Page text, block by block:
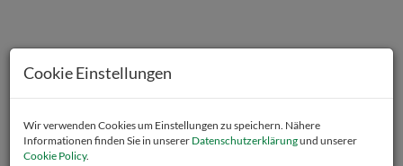
Cookie Einstellungen
Wir verwenden Cookies um Einstellungen zu speichern. Nähere
Informationen finden Sie in unserer Datenschutzerklärungund unserer
Cookie Policy.